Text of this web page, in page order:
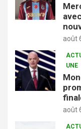
août
UNE
août